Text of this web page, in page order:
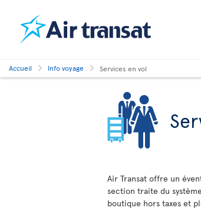
Accueil Info voyage Services en vol
Air Transat offre un
section traite du
boutique hors taxes et